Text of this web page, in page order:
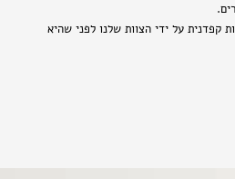
קפדנית על ידי הצוות שלנו לפני שהיא